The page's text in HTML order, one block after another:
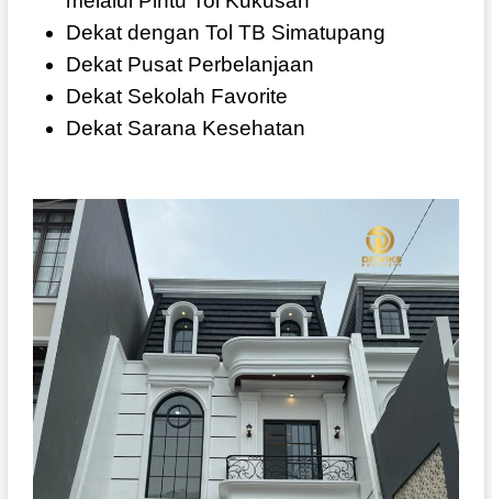
Dekat dengan Tol TB Simatupang
Dekat Pusat Perbelanjaan
Dekat Sekolah Favorite
Dekat Sarana Kesehatan